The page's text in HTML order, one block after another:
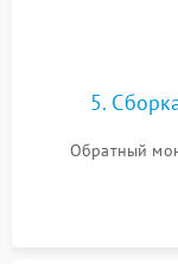
5.
Обратный